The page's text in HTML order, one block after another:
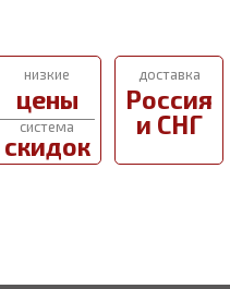
низкие
цены
система
скидок
доставка
Россия
и СНГ